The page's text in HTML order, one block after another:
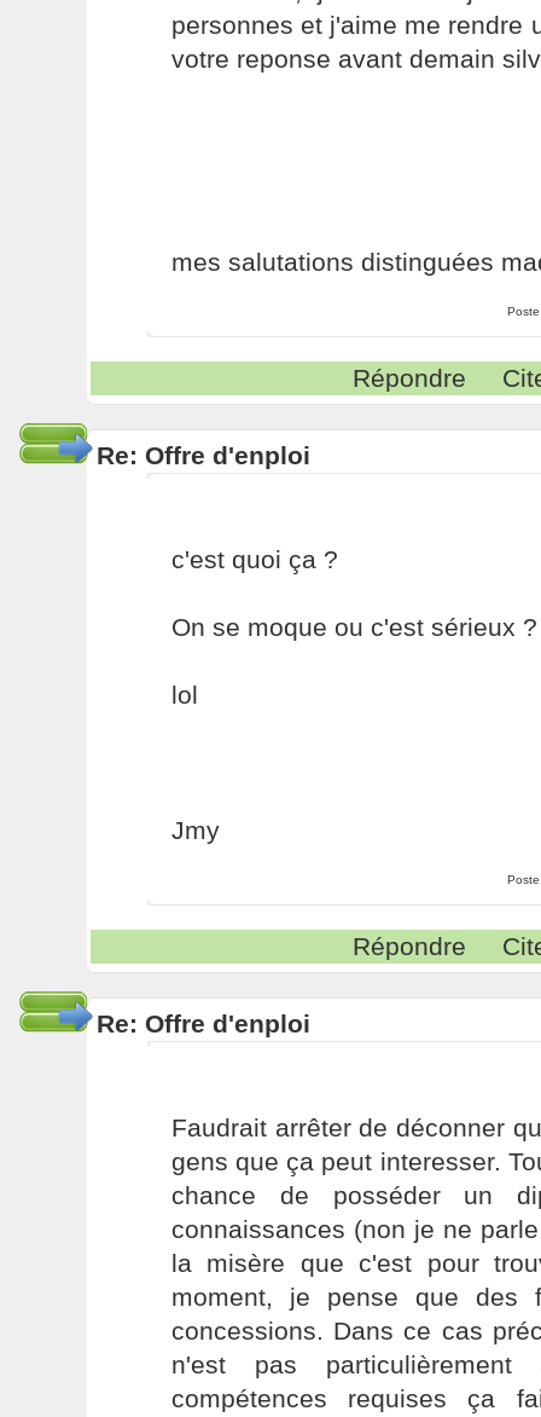
personnes et j'aime me rendre
votre reponse avant demain
mes salutations distinguées
Répondre
Re: Offre d'enploi
c'est quoi ça ?
On se moque ou c'est sérieux ?
lol
Jmy
Répondre
Re: Offre d'enploi
Faudrait arrêter de déconner
gens que ça peut interesser.
chance de posséder un
connaissances (non je ne
la misère que c'est pour
moment, je pense que
concessions. Dans ce cas
n'est pas
compétences requises ça